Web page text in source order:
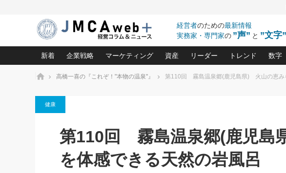
経営者のための最新情報
実務家・専門家の ”声” と ”文字”
新着
相談15：銀行がやたらと固定金
利を勧めてきます！やはり固定
がよいのでしょうか！
2026.08.7
第153回「内需企業があっとい
う間にグローバル成長企業に」
FOOD & LIFE COMPANIES
企業戦略
強い会社を築く ビジネス・クリニック(240)
日本レーザー「人を大切にしながら利益を上げる経営」の極意
(3)
武器としてのM&A入門(3)
マーケティング
ロングセラーの玉手箱(9)
大復活＆快進撃！ユニバーサルスタジオジャパンの成功要
は(5)
資産
中国経済の最新動向(204)
事業承継の前に、決めておきたい、
きたいコト(12)
会社と社長のための資産管理講座(95)
リーダー
ピョートル・F・グジバチの
指導者たる者かくあるべし
朝礼・会議での「社長の３分
トレンド
北村森の「今月
次の売れ筋をつ
社長のメシの種
数字
お
会
強
ホーム 高橋一喜の『これぞ！"本物の温泉"』 第110回 霧島温泉郷(鹿児島県) 火山の恵み
健康
第110回 霧島温泉郷(鹿児島
を体感できる天然の岩風呂